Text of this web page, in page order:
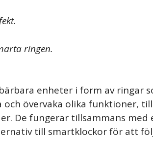
ringen.
enheter i form av ringar
övervaka olika funktioner,
De fungerar tillsammans med
till smartklockor för att